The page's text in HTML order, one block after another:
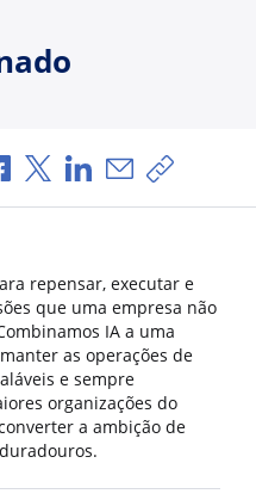
Compartilhar no Facebook
Compartilhar no X
Compartilhar no
Compartilhar
Copiar
repensar, executar e
que uma empresa não
IA a uma
as operações de
e sempre
organizações do
a ambição de